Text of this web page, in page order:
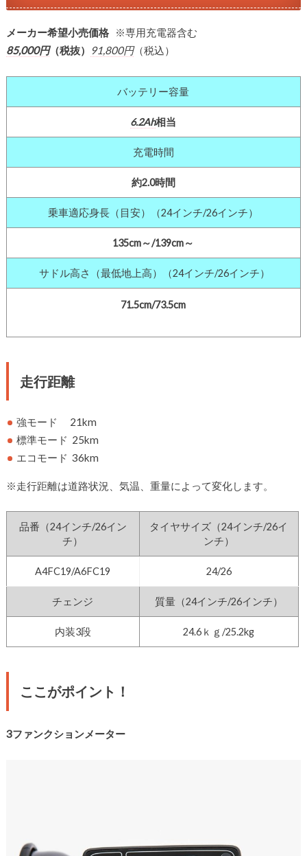
メーカー希望小売価格
※専用充電器含む
85,000円（税抜） 91,800円（税込）
バッテリー容量
6.2Ah相当
充電時間
約2.0時間
乗車適応身長（目安）（24インチ/26インチ）
135cm～/139cm～
サドル高さ（最低地上高）（24インチ/26インチ）
71.5cm/73.5cm
走行距離
強モード 21km
標準モード 25km
エコモード 36km
※走行距離は道路状況、気温、重量によって変化します。
品番（24インチ/26イン
チ）
タイヤサイズ（24インチ/26イ
ンチ）
A4FC19/A6FC19 24/26
チェンジ 質量（24インチ/26インチ）
内装3段 24.6ｋｇ/25.2kg
ここがポイント！
3ファンクションメーター